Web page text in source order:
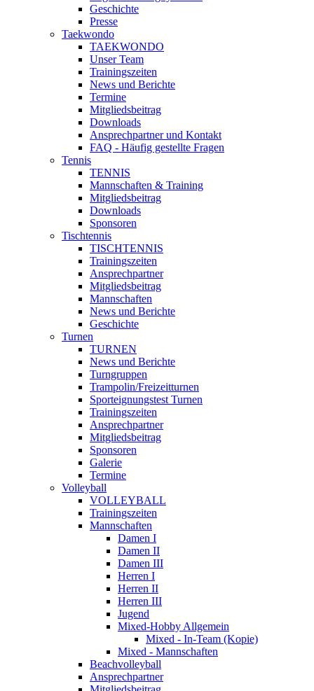
Geschichte
Presse
Taekwondo
TAEKWONDO
Unser Team
Trainingszeiten
News und Berichte
Termine
Mitgliedsbeitrag
Downloads
Ansprechpartner und Kontakt
FAQ - Häufig gestellte Fragen
Tennis
TENNIS
Mannschaften & Training
Mitgliedsbeitrag
Downloads
Sponsoren
Tischtennis
TISCHTENNIS
Trainingszeiten
Ansprechpartner
Mitgliedsbeitrag
Mannschaften
News und Berichte
Geschichte
Turnen
TURNEN
News und Berichte
Turngruppen
Trampolin/Freizeitturnen
Sporteignungstest Turnen
Trainingszeiten
Ansprechpartner
Mitgliedsbeitrag
Sponsoren
Galerie
Termine
Volleyball
VOLLEYBALL
Trainingszeiten
Mannschaften
Damen I
Damen II
Damen III
Herren I
Herren II
Herren III
Jugend
Mixed-Hobby Allgemein
Mixed - In-Team (Kopie)
Mixed - Mannschaften
Beachvolleyball
Ansprechpartner